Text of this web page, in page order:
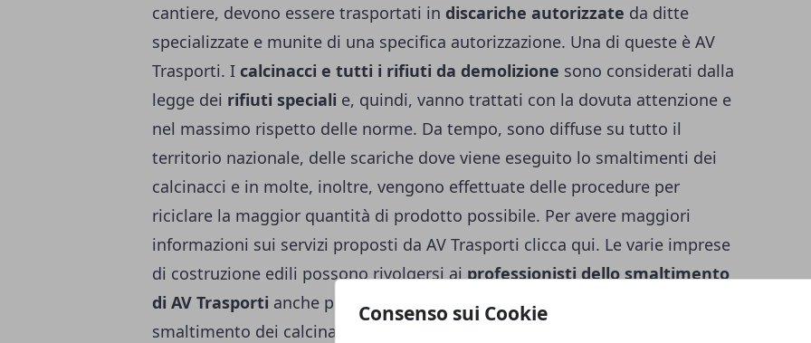
Consenso sui Cookie
cantiere, devono essere trasportati in discariche autorizzate da ditte
specializzate e munite di una specifica autorizzazione. Una di queste è AV
Trasporti. I calcinacci e tutti i rifiuti da demolizione sono considerati dalla
legge dei rifiuti speciali e, quindi, vanno trattati con la dovuta attenzione e
nel massimo rispetto delle norme. Da tempo, sono diffuse su tutto il
territorio nazionale, delle scariche dove viene eseguito lo smaltimenti dei
calcinacci e in molte, inoltre, vengono effettuate delle procedure per
riciclare la maggior quantità di prodotto possibile. Per avere maggiori
informazioni sui servizi proposti da AV Trasporti clicca qui. Le varie imprese
di costruzione edili possono rivolgersi aiprofessionisti dello smaltimento
di AV Trasporti anche per valutare in maniera adeguata i costi necessari allo
smaltimento dei calcinacci, e richiedere un preventivo gratuito. Lo